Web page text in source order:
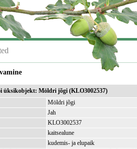
üksikobjekt: Möldri jõgi (KLO3002537)
Möldri jõgi
Jah
KLO3002537
kaitsealune
kudemis- ja elupaik